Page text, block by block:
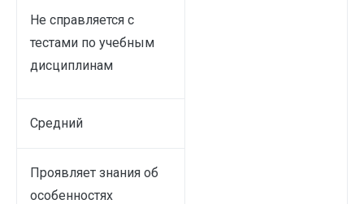
Не справляется с
тестами по учебным
дисциплинам
Средний
Проявляет знания об
особенностях